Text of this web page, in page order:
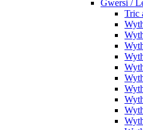
Gwersi /
Tric